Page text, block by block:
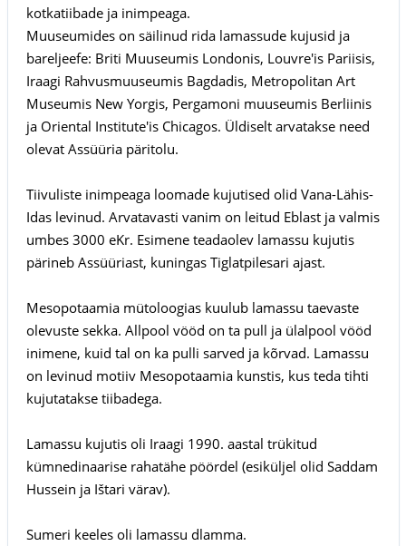
kotkatiibade ja inimpeaga.
Muuseumides on säilinud rida lamassude kujusid ja
bareljeefe: Briti Muuseumis Londonis, Louvre'is Pariisis,
Iraagi Rahvusmuuseumis Bagdadis, Metropolitan Art
Museumis New Yorgis, Pergamoni muuseumis Berliinis
ja Oriental Institute'is Chicagos. Üldiselt arvatakse need
olevat Assüüria päritolu.
Tiivuliste inimpeaga loomade kujutised olid Vana-Lähis-
Idas levinud. Arvatavasti vanim on leitud Eblast ja valmis
umbes 3000 eKr. Esimene teadaolev lamassu kujutis
pärineb Assüüriast, kuningas Tiglatpilesari ajast.
Mesopotaamia mütoloogias kuulub lamassu taevaste
olevuste sekka. Allpool vööd on ta pull ja ülalpool vööd
inimene, kuid tal on ka pulli sarved ja kõrvad. Lamassu
on levinud motiiv Mesopotaamia kunstis, kus teda tihti
kujutatakse tiibadega.
Lamassu kujutis oli Iraagi 1990. aastal trükitud
kümnedinaarise rahatähe pöördel (esiküljel olid Saddam
Hussein ja Ištari värav).
Sumeri keeles oli lamassu dlamma.